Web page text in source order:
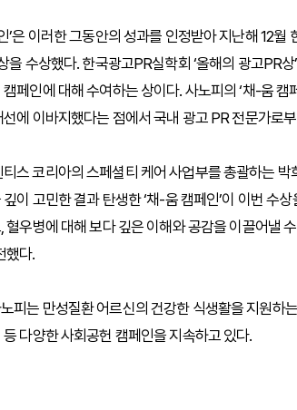
’은 이러한 그동안의 성과를 인정받아 지난해 12
을 수상했다. 한국광고PR실학회 ‘올해의 광고PR
페인에 대해 수여하는 상이다. 사노피의 ‘채-움 캠
선에 이바지했다는 점에서 국내 광고 PR 전문가로
스 코리아의 스페셜티 케어 사업부를 총괄하는
이 고민한 결과 탄생한 ‘채-움 캠페인’이 이번 수
혈우병에 대해 보다 깊은 이해와 공감을 이끌어낼
했다.
피는 만성질환 어르신의 건강한 식생활을 지원하
등 다양한 사회공헌 캠페인을 지속하고 있다.